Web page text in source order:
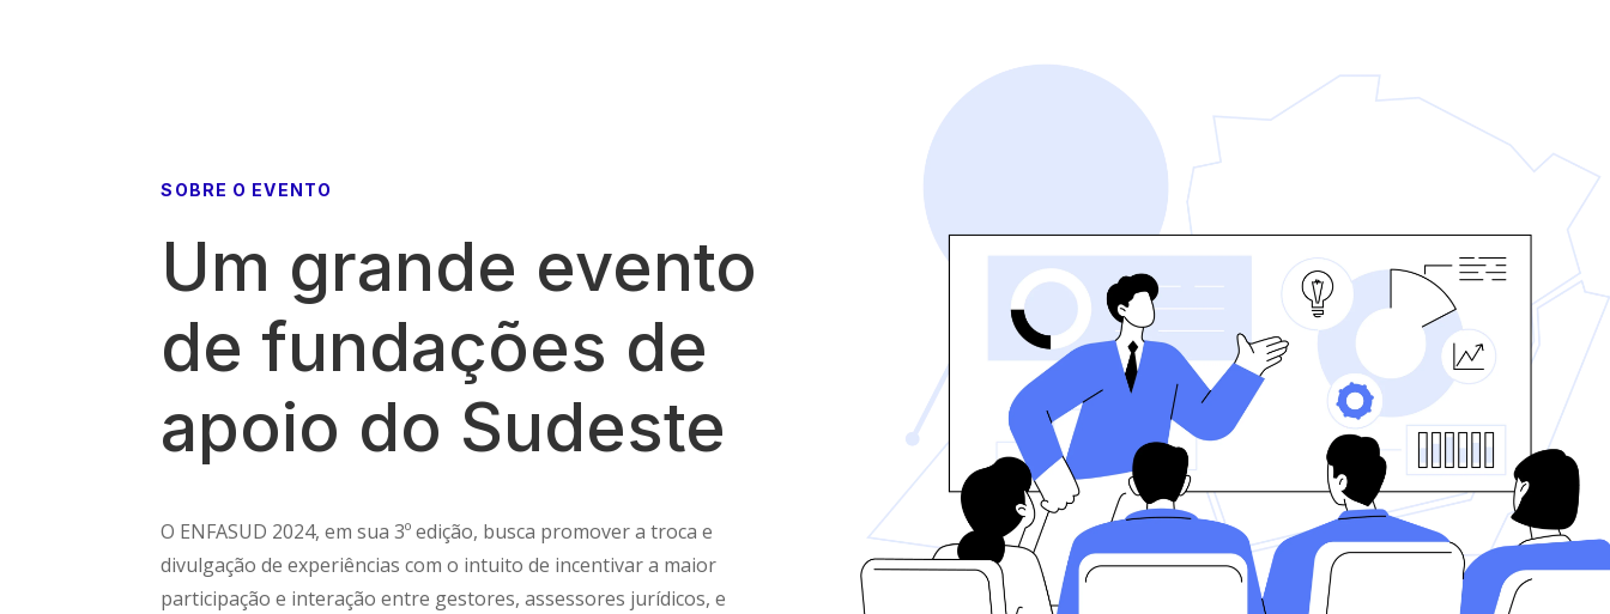
SOBRE O EVENTO
Um grande evento
de fundações de
apoio do Sudeste
O ENFASUD 2024, em sua 3º edição, busca promover a troca e
divulgação de experiências com o intuito de incentivar a maior
participação e interação entre gestores, assessores jurídicos, e